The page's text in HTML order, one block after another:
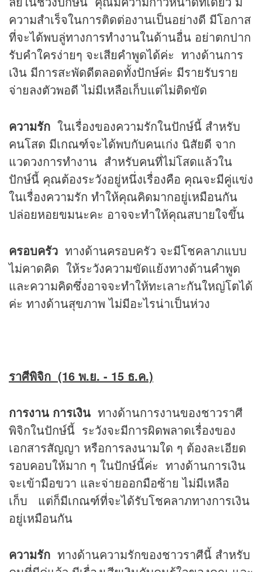
ความสำเร็จในการติดต่องานเป็นอย่างดี มีโอกาส
ที่จะได้พบลู่ทางการทำงานในด้านอื่น อย่าตกปาก
รับคำใครง่ายๆ จะเสียคำพูดได้ค่ะ ทางด้านการ
เงิน มีการสะพัดดีตลอดทั้งปักษ์ค่ะ มีรายรับราย
จ่ายลงตัวพอดี ไม่มีเหลือเก็บแต่ไม่ติดขัด
ความรัก ในเรื่องของความรักในปักษ์นี้ สำหรับ
คนโสด มีเกณฑ์จะได้พบกับคนเก่ง นิสัยดี จาก
แวดวงการทำงาน สำหรับคนที่ไม่โสดแล้วใน
ปักษ์นี้ คุณต้องระวังอยู่หนึ่งเรื่องคือ คุณจะมีคู่แข่ง
ในเรื่องความรัก ทำให้คุณคิดมากอยู่เหมือนกัน
ปล่อยหอยขมนะคะ อาจจะทำให้คุณสบายใจขึ้น
ครอบครัว ทางด้านครอบครัว จะมีโชคลาภแบบ
ไม่คาดคิด ให้ระวังความขัดแย้งทางด้านคำพูด
และความคิดซึ่งอาจจะทำให้ทะเลาะกันใหญ่โตได้
ค่ะ ทางด้านสุขภาพ ไม่มีอะไรน่าเป็นห่วง
ราศีพิจิก (16 พ.ย. - 15 ธ.ค.)
การงาน การเงิน ทางด้านการงานของชาวราศี
พิจิกในปักษ์นี้ ระวังจะมีการผิดพลาดเรื่องของ
เอกสารสัญญา หรือการลงนามใด ๆ ต้องละเอียด
รอบคอบให้มาก ๆ ในปักษ์นี้ค่ะ ทางด้านการเงิน
จะเข้ามือขวา และจ่ายออกมือซ้าย ไม่มีเหลือ
เก็บ แต่ก็มีเกณฑ์ที่จะได้รับโชคลาภทางการเงิน
อยู่เหมือนกัน
ความรัก ทางด้านความรักของชาวราศีนี้ สำหรับ